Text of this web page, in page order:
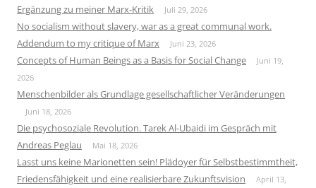
Ergänzung zu meiner Marx-Kritik
Juli 29, 2026
No socialism without slavery, war as a great communal work.
Addendum to my critique of Marx
Juni 23, 2026
Concepts of Human Beings as a Basis for Social Change
Juni 19,
2026
Menschenbilder als Grundlage gesellschaftlicher Veränderungen
Juni 18, 2026
Die psychosoziale Revolution. Tarek Al-Ubaidi im Gespräch mit
Andreas Peglau
Mai 18, 2026
Lasst uns keine Marionetten sein! Plädoyer für Selbstbestimmtheit,
Friedensfähigkeit und eine realisierbare Zukunftsvision
April 13,